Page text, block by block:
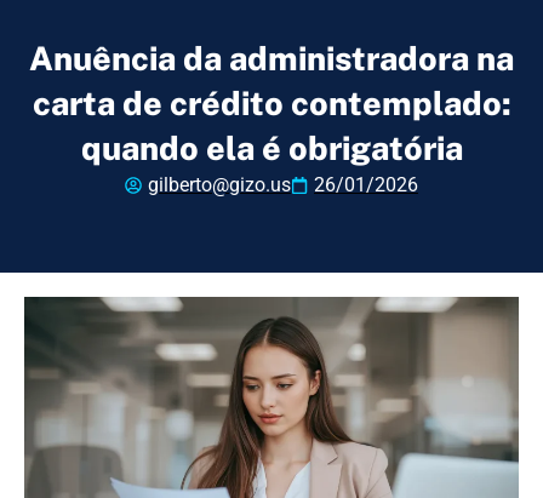
Anuência da administradora na
carta de crédito contemplado:
quando ela é obrigatória
gilberto@gizo.us 26/01/2026